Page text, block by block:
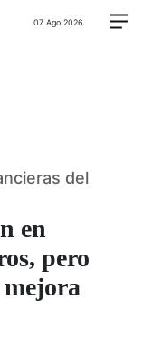
07 Ago 2026
en
pero
del